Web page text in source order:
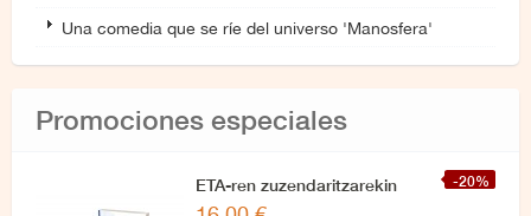
Una comedia que se ríe del universo 'Manosfera'
Promociones especiales
-20%
ETA-ren zuzendaritzarekin